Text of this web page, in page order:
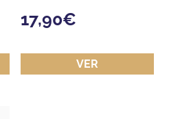
17,90€
VER